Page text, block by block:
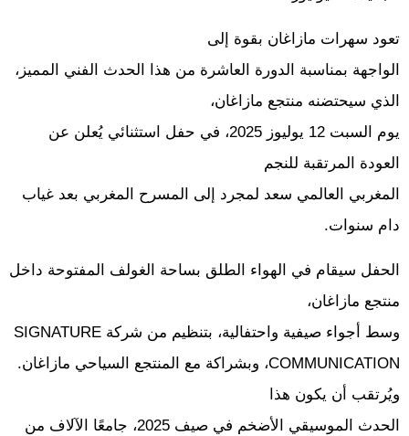
تعود سهرات مازاغان بقوة إلى
الواجهة بمناسبة الدورة العاشرة من هذا الحدث الفني المميز،
الذي سيحتضنه منتجع مازاغان،
يوم السبت 12 يوليوز 2025، في حفل استثنائي يُعلن عن
العودة المرتقبة للنجم
المغربي العالمي سعد لمجرد إلى المسرح المغربي بعد غياب
دام سنوات.
الحفل سيقام في الهواء الطلق بساحة الغولف المفتوحة داخل
منتجع مازاغان،
وسط أجواء صيفية واحتفالية، بتنظيم من شركة SIGNATURE
COMMUNICATION، وبشراكة مع المنتجع السياحي مازاغان.
ويُرتقب أن يكون هذا
الحدث الموسيقي الأضخم في صيف 2025، جامعًا الآلاف من